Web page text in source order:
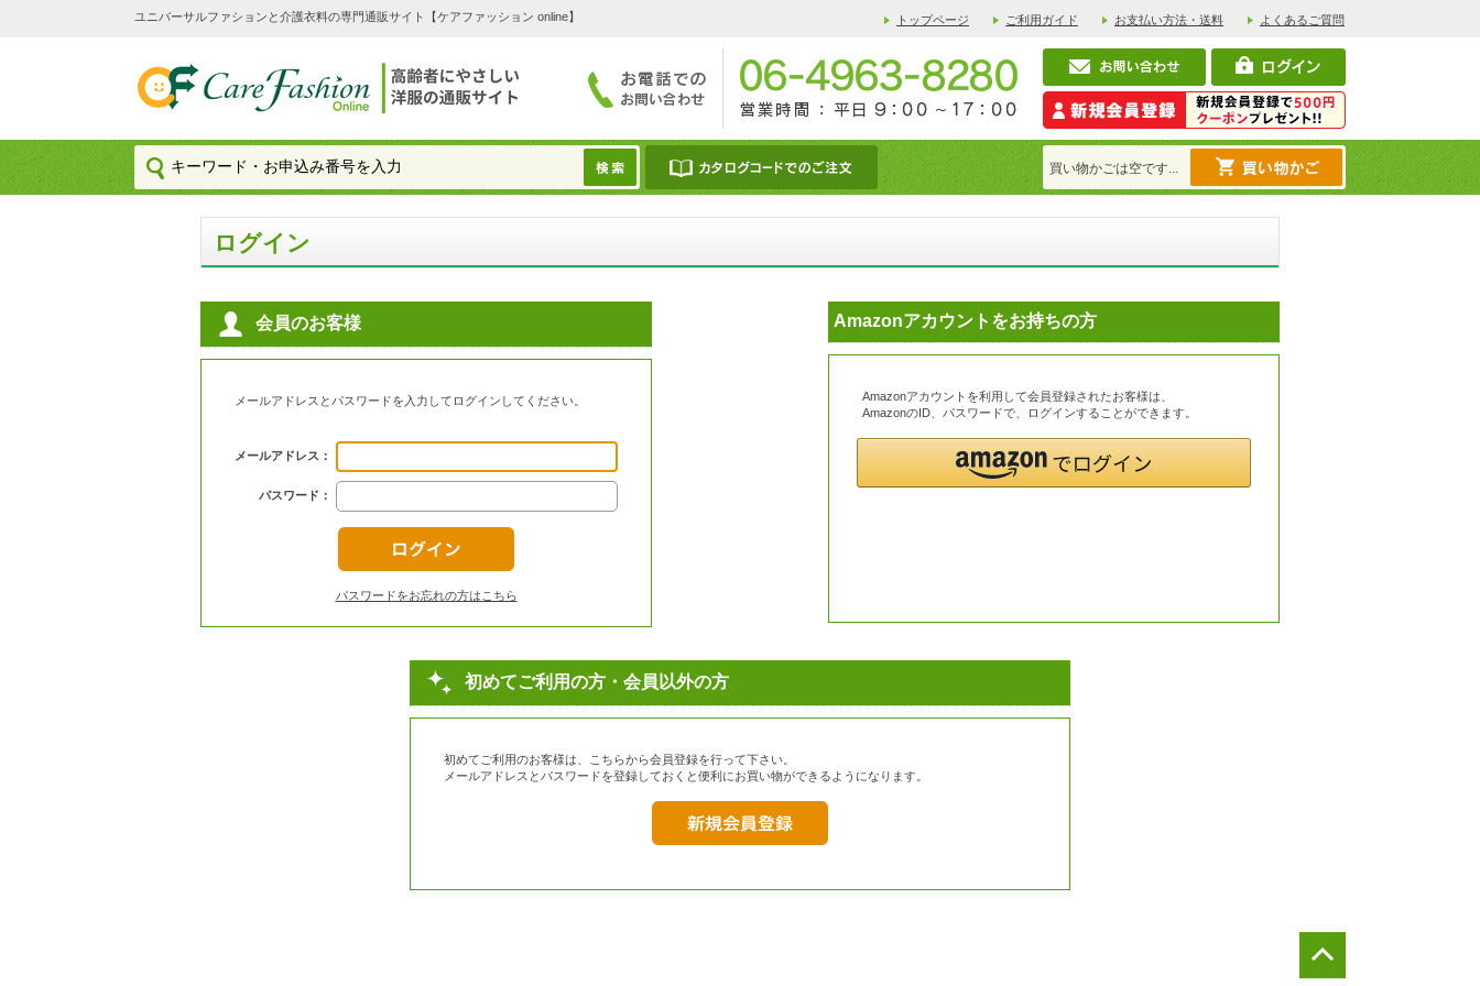
ユニバーサルファションと介護衣料の専門通販サイト【ケアファッション online】 トップページ ご利用ガイド お支払い方法・送料 よくあるご質問
買い物かごは空です...
ログイン
会員のお客様
メールアドレスとパスワードを入力してログインしてください。
メールアドレス：
パスワード：
パスワードをお忘れの方はこちら
Amazonアカウントをお持ちの方
Amazonアカウントを利用して会員登録されたお客様は、
AmazonのID、パスワードで、ログインすることができます。
初めてご利用の方・会員以外の方
初めてご利用のお客様は、こちらから会員登録を行って下さい。
メールアドレスとパスワードを登録しておくと便利にお買い物ができるようになります。